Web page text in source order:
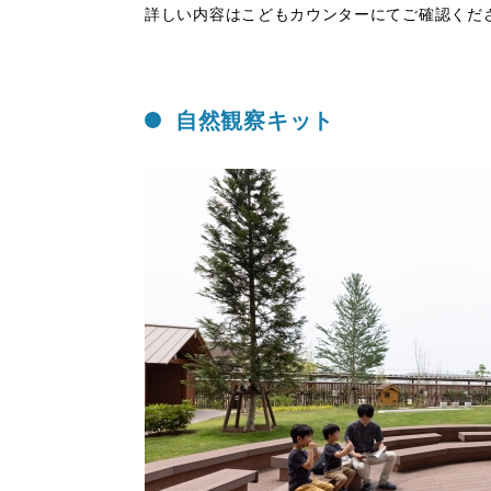
詳しい内容はこどもカウンターにてご確認くだ
自然観察キット